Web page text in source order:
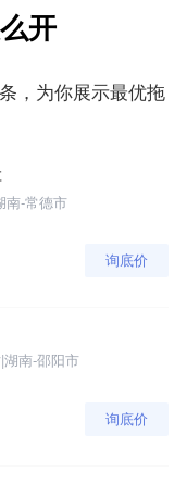
开
，为你展示最优拖
南-常德市
询底价
|湖南-邵阳市
询底价